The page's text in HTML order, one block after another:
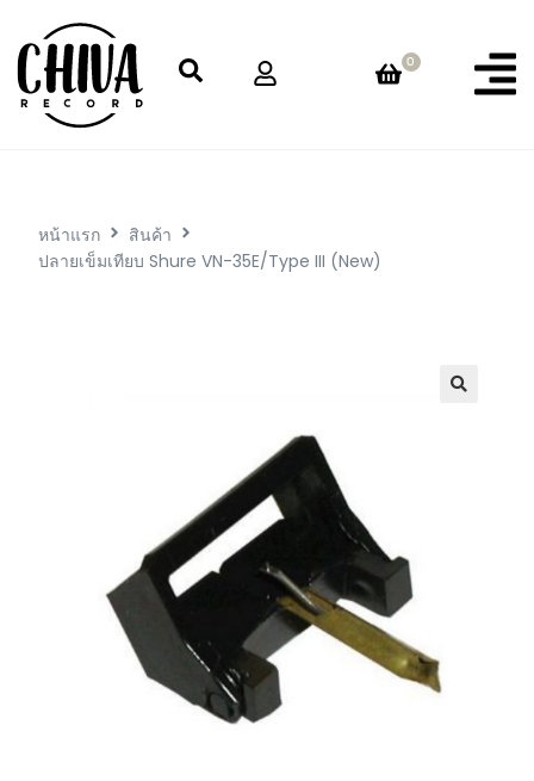
0
หน้าแรก
สินค้า
ปลายเข็มเทียบ Shure VN-35E/Type III (New)